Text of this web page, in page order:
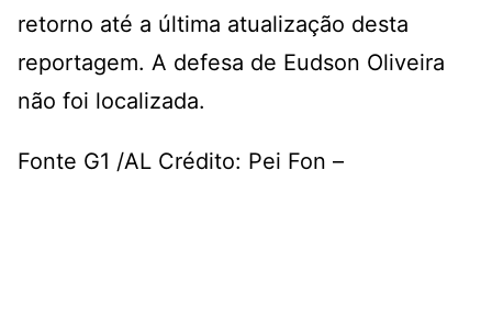
retorno até a última atualização desta
reportagem. A defesa de Eudson Oliveira
não foi localizada.
Fonte G1 /AL Crédito: Pei Fon –